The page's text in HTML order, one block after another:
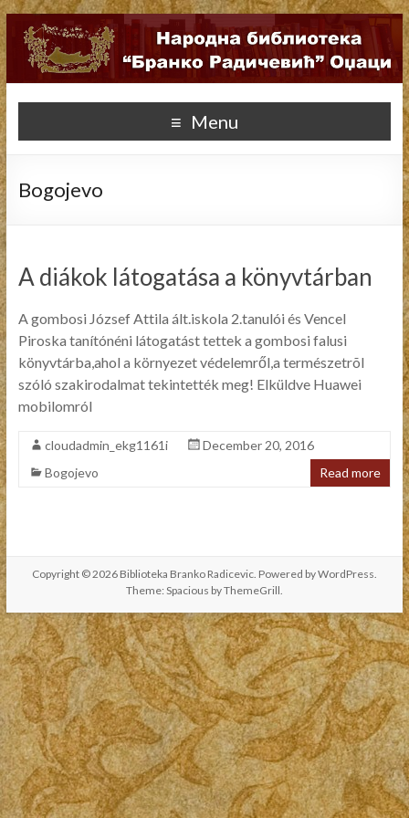
Menu
Bogojevo
A diákok látogatása a könyvtárban
A gombosi József Attila ált.iskola 2.tanulói és Vencel
Piroska tanítónéni látogatást tettek a gombosi falusi
könyvtárba,ahol a környezet védelemről,a természetrõl
szóló szakirodalmat tekintették meg! Elküldve Huawei
mobilomról
cloudadmin_ekg1161i
December 20, 2016
Bogojevo
Read more
Copyright © 2026 Biblioteka Branko Radicevic. Powered byWordPress.
Theme: Spacious byThemeGrill.